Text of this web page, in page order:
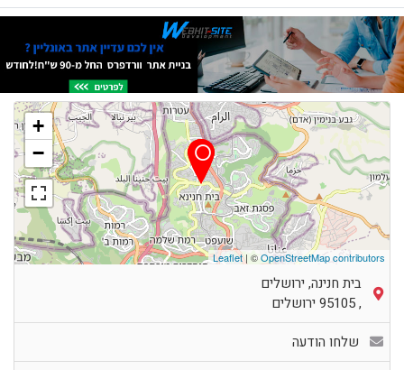
+
−
Leaflet| ©OpenStreetMap contributors
בית חנינה, ירושלים
,
95105 ירושלים
שלחו הודעה